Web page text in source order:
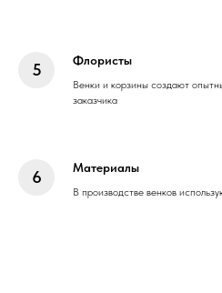
Флористы
Венки и корзины создают
заказчика
Материалы
В производстве венков